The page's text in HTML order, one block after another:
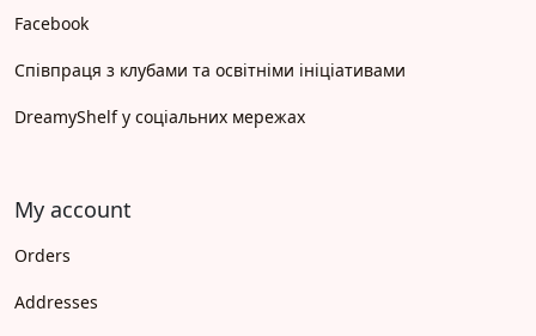
Facebook
Співпраця з клубами та освітніми ініціативами
DreamyShelf у соціальних мережах
My account
Orders
Addresses